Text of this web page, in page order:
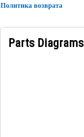
Политика возврата
Parts Diagrams